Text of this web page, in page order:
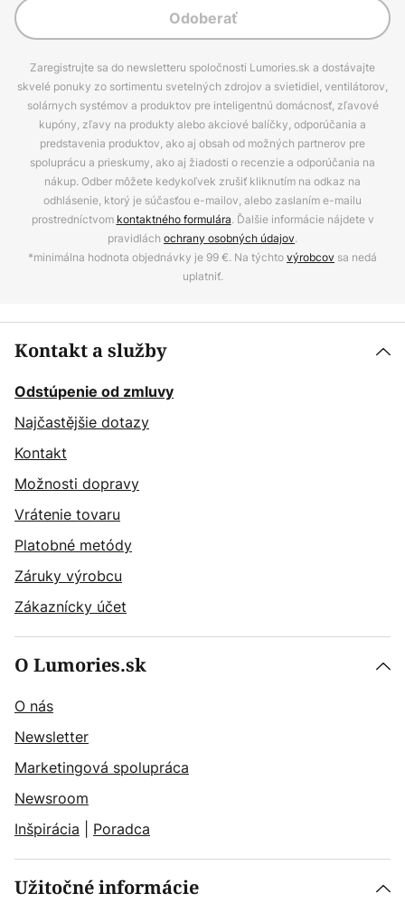
Odoberať
Zaregistrujte sa do newsletteru spoločnosti Lumories.sk a dostávajte
skvelé ponuky zo sortimentu svetelných zdrojov a svietidiel, ventilátorov,
solárnych systémov a produktov pre inteligentnú domácnosť, zľavové
kupóny, zľavy na produkty alebo akciové balíčky, odporúčania a
predstavenia produktov, ako aj obsah od možných partnerov pre
spoluprácu a prieskumy, ako aj žiadosti o recenzie a odporúčania na
nákup. Odber môžete kedykoľvek zrušiť kliknutím na odkaz na
odhlásenie, ktorý je súčasťou e-mailov, alebo zaslaním e-mailu
prostredníctvom kontaktného formulára. Ďalšie informácie nájdete v
pravidlách ochrany osobných údajov.
*minimálna hodnota objednávky je 99 €. Na týchtovýrobcov sa nedá
uplatniť.
Kontakt a služby
Odstúpenie od zmluvy
Najčastějšie dotazy
Kontakt
Možnosti dopravy
Vrátenie tovaru
Platobné metódy
Záruky výrobcu
Zákaznícky účet
O Lumories.sk
O nás
Newsletter
Marketingová spolupráca
Newsroom
Inšpirácia
Poradca
Užitočné informácie